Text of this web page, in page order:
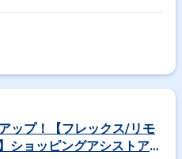
い、仕様を固めるのが役割です。 そ
のデザインを依頼します。 3. カスタ
ムなどの関係者でシステム要件とUI
あれこれ協議し、より良い仕様とす
反映する、というサイクルを繰り返
アップ！【フレックス/リモ
ョッピングアシストアプ